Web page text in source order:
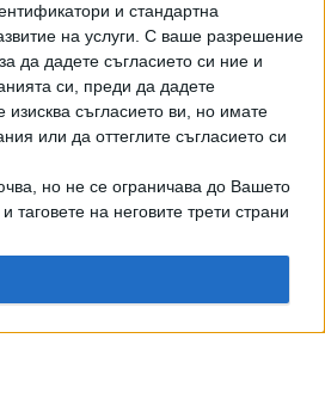
и стандартна
на услуги. С ваше разрешение
да дадете съгласието си ние и
си, преди да дадете
съгласието ви, но имате
или да оттеглите съгласието си
но не се ограничава до Вашето
на неговите трети страни
АД